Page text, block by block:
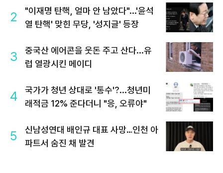
2
"이재명 탄핵, 얼마 안 남았다"...'윤석
열 탄핵' 맞힌 무당, '성지글' 등장
3
중국산 에어콘을 웃돈 주고 산다...유
럽 열광시킨 메이디
4
국가가 청년 상대로 '통수'?...청년미
래적금 12% 준다더니 "응, 오류야"
5
신남성연대 배인규 대표 사망…인천 아
파트서 숨진 채 발견